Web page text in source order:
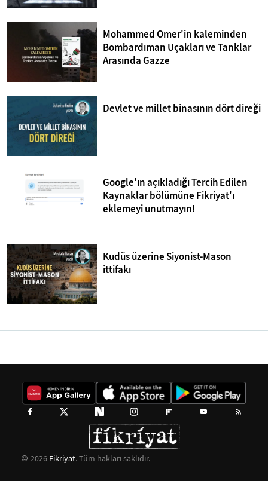
Mohammed Omer'in kaleminden
Bombardıman Uçakları ve Tanklar
Arasında Gazze
Devlet ve millet binasının dört direği
Google'ın açıkladığı Tercih Edilen
Kaynaklar bölümüne Fikriyat'ı
eklemeyi unutmayın!
Kudüs üzerine Siyonist-Mason
ittifakı
2026 Fikriyat. Tüm hakları saklıdır.